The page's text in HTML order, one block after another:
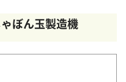
ぼん玉製造機